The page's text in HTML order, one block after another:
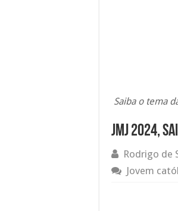
Saiba o tema
JMJ 2024,
Rodrigo de
Jovem